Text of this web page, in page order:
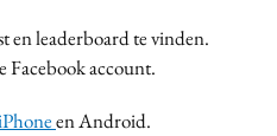
en leaderboard te vinden.
Facebook account.
en Android.